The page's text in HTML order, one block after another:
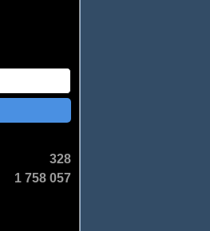
328
1 758 057